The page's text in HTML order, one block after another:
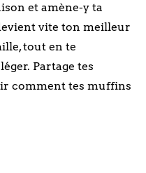
et amène-y ta
vite ton meilleur
tout en te
Partage tes
comment tes muffins